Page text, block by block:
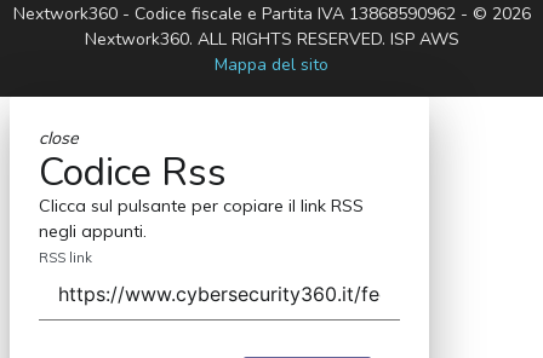
Nextwork360 - Codice fiscale e Partita IVA 13868590962 - © 2026
Nextwork360. ALL RIGHTS RESERVED. ISP AWS
Mappa del sito
close
Codice Rss
Clicca sul pulsante per copiare il link RSS
negli appunti.
RSS link